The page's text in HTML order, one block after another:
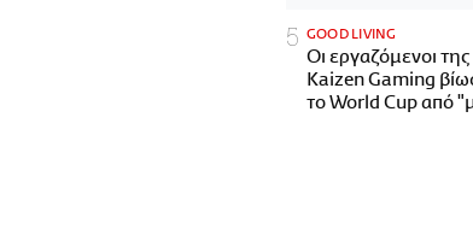
GOOD LIVING
Οι εργαζόμενοι της
Kaizen Gaming
το World Cup από